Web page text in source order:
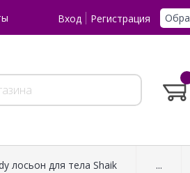
Вход Регистрация
лосьон для тела Shaik ...